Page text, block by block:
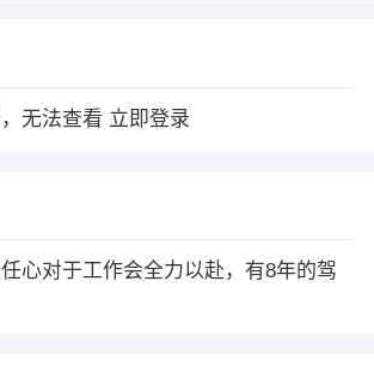
无法查看 立即登录
心对于工作会全力以赴，有8年的驾